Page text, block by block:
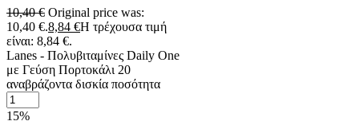
10,40€ Original price was:
10,40 €.8,84 €Η τρέχουσα τιμή
είναι: 8,84 €.
Lanes - Πολυβιταμίνες Daily One
με Γεύση Πορτοκάλι 20
αναβράζοντα δισκία ποσότητα
15%